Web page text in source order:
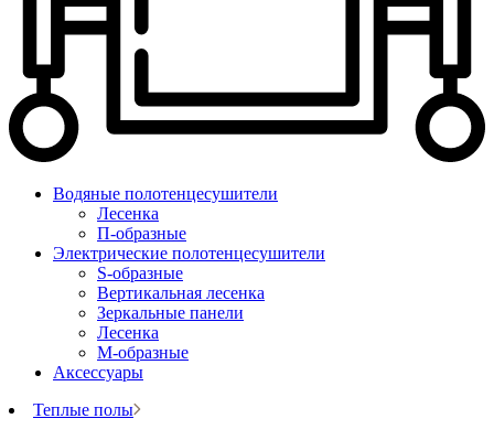
Водяные полотенцесушители
Лесенка
П-образные
Электрические полотенцесушители
S-образные
Вертикальная лесенка
Зеркальные панели
Лесенка
М-образные
Аксессуары
Теплые полы